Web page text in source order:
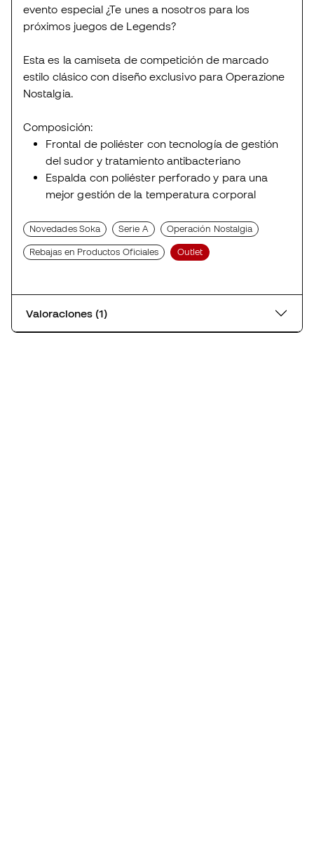
evento especial ¿Te unes a nosotros para los
próximos juegos de Legends?
Esta es la camiseta de competición de marcado
estilo clásico con diseño exclusivo para Operazione
Nostalgia.
Composición:
Frontal de poliéster con tecnología de gestión
del sudor y tratamiento antibacteriano
Espalda con poliéster perforado y para una
mejor gestión de la temperatura corporal
Novedades Soka Serie A Operación Nostalgia
Rebajas en Productos Oficiales Outlet
Valoraciones (1)